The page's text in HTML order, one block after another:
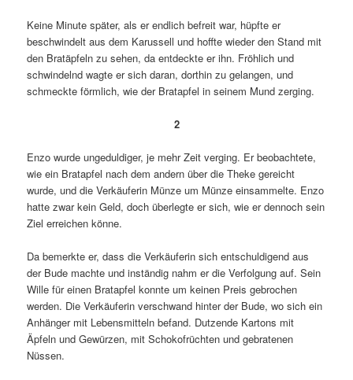
Keine Minute später, als er endlich befreit war, hüpfte er
beschwindelt aus dem Karussell und hoffte wieder den Stand mit
den Bratäpfeln zu sehen, da entdeckte er ihn. Fröhlich und
schwindelnd wagte er sich daran, dorthin zu gelangen, und
schmeckte förmlich, wie der Bratapfel in seinem Mund zerging.
2
Enzo wurde ungeduldiger, je mehr Zeit verging. Er beobachtete,
wie ein Bratapfel nach dem andern über die Theke gereicht
wurde, und die Verkäuferin Münze um Münze einsammelte. Enzo
hatte zwar kein Geld, doch überlegte er sich, wie er dennoch sein
Ziel erreichen könne.
Da bemerkte er, dass die Verkäuferin sich entschuldigend aus
der Bude machte und inständig nahm er die Verfolgung auf. Sein
Wille für einen Bratapfel konnte um keinen Preis gebrochen
werden. Die Verkäuferin verschwand hinter der Bude, wo sich ein
Anhänger mit Lebensmitteln befand. Dutzende Kartons mit
Äpfeln und Gewürzen, mit Schokofrüchten und gebratenen
Nüssen.